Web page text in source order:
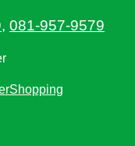
, 081-957-9579